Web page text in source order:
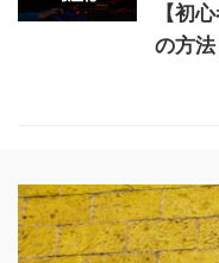
【初
の方法